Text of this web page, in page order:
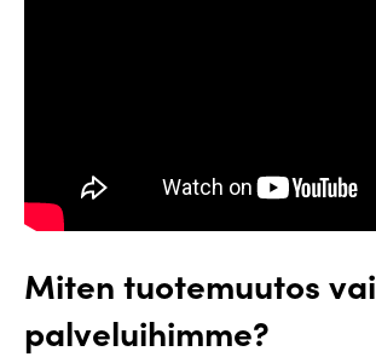
Miten tuotemuutos
palveluihimme?